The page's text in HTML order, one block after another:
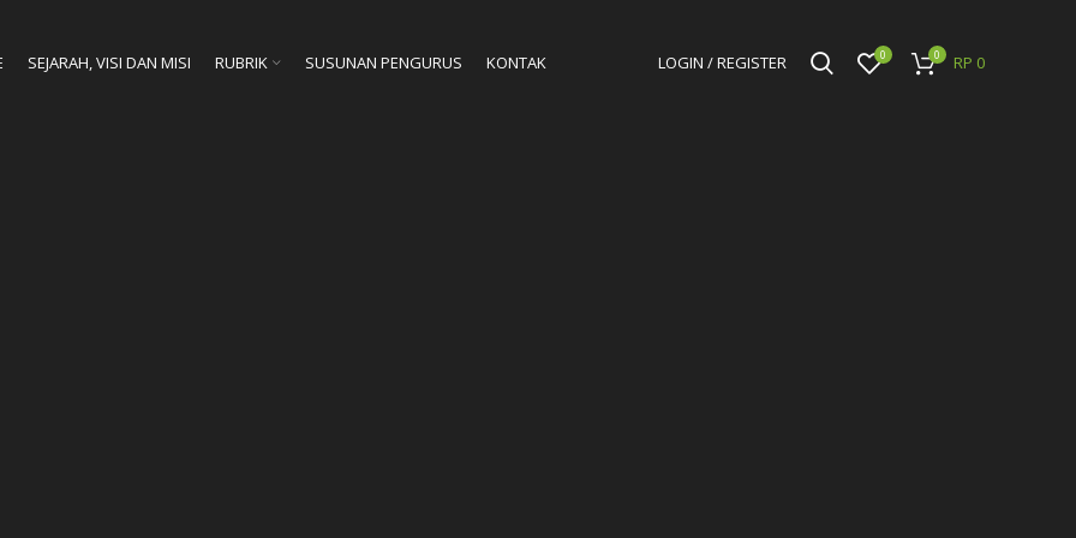
SEJARAH, VISI DAN MISI RUBRIK SUSUNAN PENGURUS KONTAK LOGIN / REGISTER 0 0 RP 0